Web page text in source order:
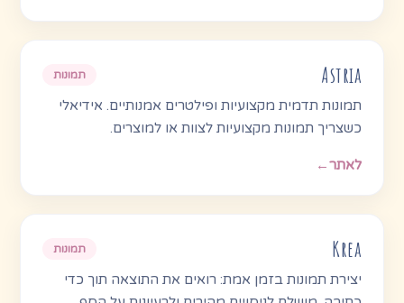
Astria תמונות
תמונות תדמית מקצועיות ופילטרים אמנותיים. אידיאלי
כשצריך תמונות מקצועיות לצוות או למוצרים.
לאתר←
Krea תמונות
יצירת תמונות בזמן אמת: רואים את התוצאה תוך כדי